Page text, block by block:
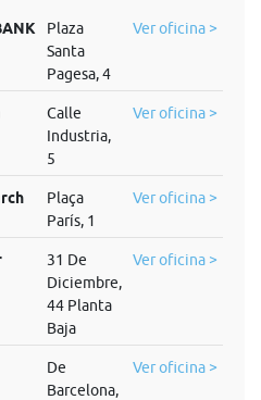
Plaza
Santa
Pagesa, 4
Ver oficina >
Calle
Industria,
5
Ver oficina >
Plaça
París, 1
Ver oficina >
31 De
Diciembre,
44 Planta
Baja
Ver oficina >
De
Barcelona,
Ver oficina >